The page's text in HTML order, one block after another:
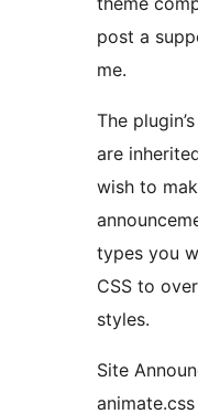
post a
me.
The
are
wish to
types you
CSS to
styles.
Site